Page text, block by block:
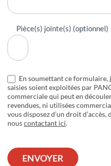
Pièce(s) jointe(s) (optionnel)
En soumettant ce formulaire,
saisies soient exploitées par
commerciale qui peut en
revendues, ni utilisées
vous disposez d’un droit
nouscontactant ici.
ENVOYER